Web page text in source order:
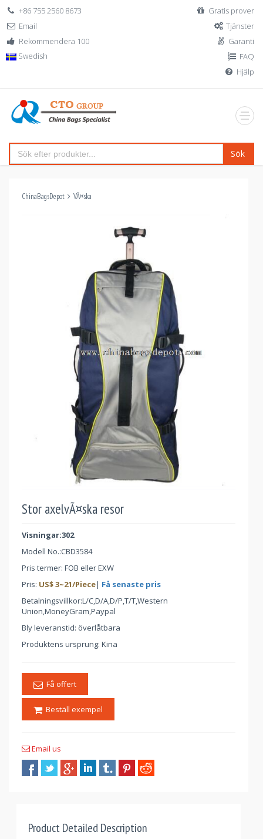
+86 755 2560 8673
Email
Rekommendera 100
Swedish
Gratis prover
Tjänster
Garanti
FAQ
Hjälp
Sök
ChinaBagsDepot VÃ¤ska
Stor axelvÃ¤ska resor
Visningar:302
Modell No.:CBD3584
Pris termer: FOB eller EXW
Pris: US$3~21/Piece| Få senaste pris
Betalningsvillkor:L/C,D/A,D/P,T/T,Western
Union,MoneyGram,Paypal
Bly leveranstid: överlåtbara
Produktens ursprung: Kina
Få offert
Beställ exempel
Email us
Product Detailed Description